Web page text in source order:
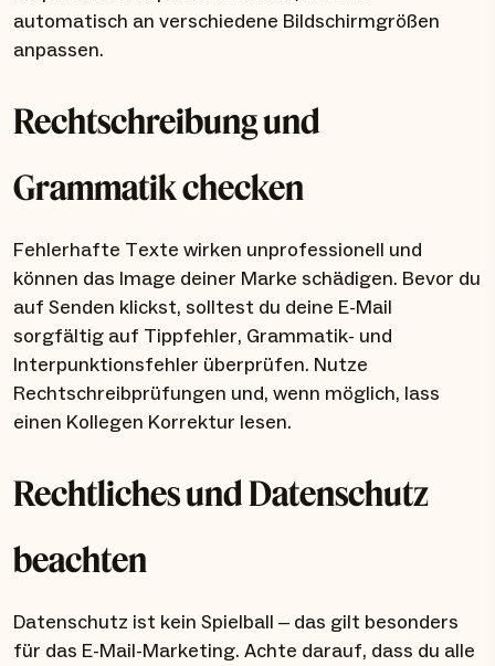
automatisch an verschiedene Bildschirmgrößen
anpassen.
Rechtschreibung und
Grammatik checken
Fehlerhafte Texte wirken unprofessionell und
können das Image deiner Marke schädigen. Bevor du
auf Senden klickst, solltest du deine E-Mail
sorgfältig auf Tippfehler, Grammatik- und
Interpunktionsfehler überprüfen. Nutze
Rechtschreibprüfungen und, wenn möglich, lass
einen Kollegen Korrektur lesen.
Rechtliches und Datenschutz
beachten
Datenschutz ist kein Spielball – das gilt besonders
für das E-Mail-Marketing. Achte darauf, dass du alle